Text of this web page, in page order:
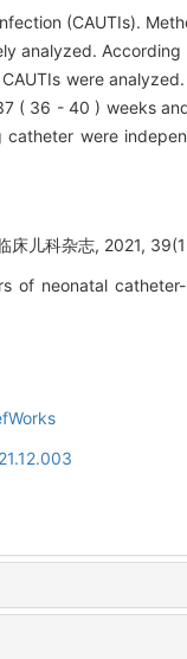
(CAUTIs).
analyzed.
were analyzed.
( 36 - 40 ) weeks
were
床儿科杂志, 2021,
of neonatal